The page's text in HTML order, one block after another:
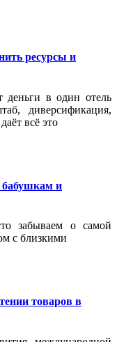
ресурсы и
деньги в один отель
диверсификация,
всё это
бабушкам и
забываем о самой
с близкими
товаров в